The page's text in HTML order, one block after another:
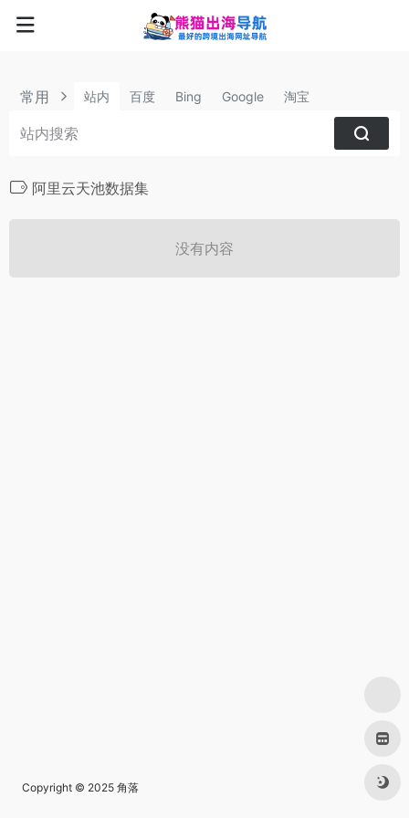
常用 站内 百度 Bing Google 淘宝
阿里云天池数据集
没有内容
Copyright © 2025 角落